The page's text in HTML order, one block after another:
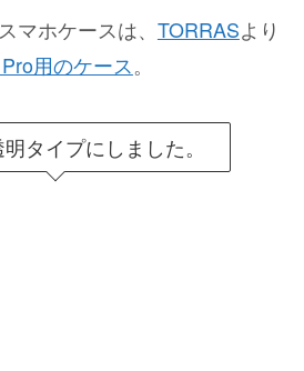
マホケースは、 TORRASより
用のケース。
タイプにしました。